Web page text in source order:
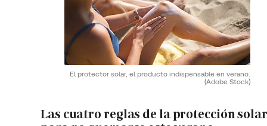
El protector solar, el producto indispensable en verano.
(Adobe Stock)
Las cuatro reglas de la protección solar